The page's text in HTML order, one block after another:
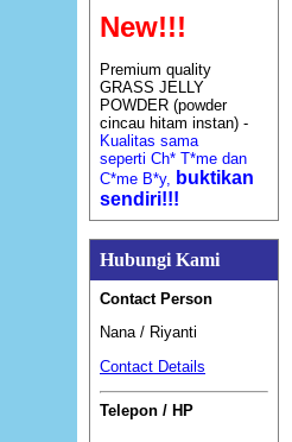
New!!!
Premium quality
GRASS JELLY
POWDER (powder
cincau hitam instan) -
Kualitas sama
seperti Ch* T*me dan
C*me B*y,
buktikan
sendiri!!!
Hubungi Kami
Contact Person
Nana / Riyanti
Contact Details
Telepon / HP